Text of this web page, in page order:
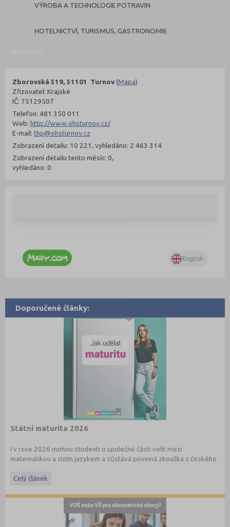
VÝROBA A TECHNOLOGIE POTRAVIN
HOTELNICTVÍ, TURISMUS, GASTRONOMIE
Zborovská 519, 51101 Turnov(Mapa)
Zřizovatel: Krajské
IČ: 75129507
Telefon: 481 350 011
Web: http://www.ohsturnov.cz/
E-mail: thp@ohsturnov.cz
Zobrazení detailu: 10 221, vyhledáno: 2 463 314
Zobrazení detailu tento měsíc: 0,
vyhledáno: 0
Doporučené články:
Státní maturita 2026
I v roce 2026 mohou studenti u společné části volit mezi
matematikou a cizím jazykem a zůstává povinná zkouška z českého
informacemi.
Celý článek